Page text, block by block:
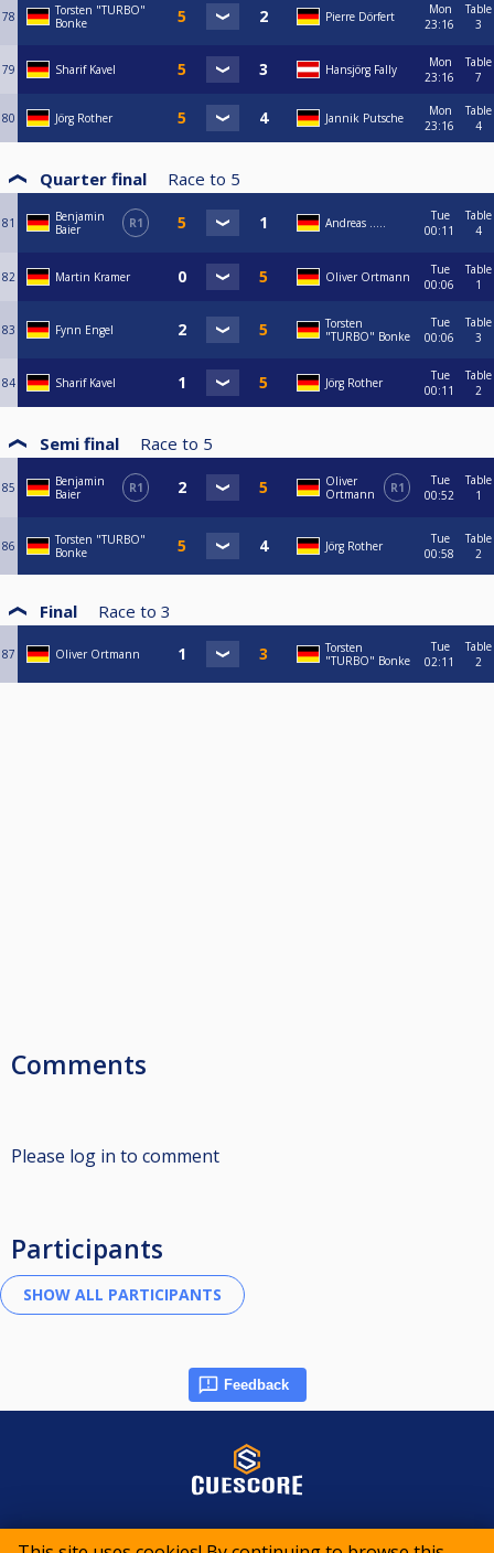
78
Torsten "TURBO"
Bonke
Pierre Dörfert
Mon
23:16
Table
3
79 Sharif Kavel Hansjörg Fally
Mon
23:16
Table
7
80 Jörg Rother Jannik Putsche
Mon
23:16
Table
4
Quarter final Race to 5
81
Benjamin
Baier
R1 Andreas …..
Tue
00:11
Table
4
82 Martin Kramer Oliver Ortmann
Tue
00:06
Table
1
83 Fynn Engel
Torsten
"TURBO" Bonke
Tue
00:06
Table
3
84 Sharif Kavel Jörg Rother
Tue
00:11
Table
2
Semi final Race to 5
85
Benjamin
Baier
R1
Oliver
Ortmann
R1
Tue
00:52
Table
1
86
Torsten "TURBO"
Bonke
Jörg Rother
Tue
00:58
Table
2
Final Race to 3
87 Oliver Ortmann
Torsten
"TURBO" Bonke
Tue
02:11
Table
2
Comments
Please log in to comment
Participants
Feedback
© 2015-2026 CueScore International